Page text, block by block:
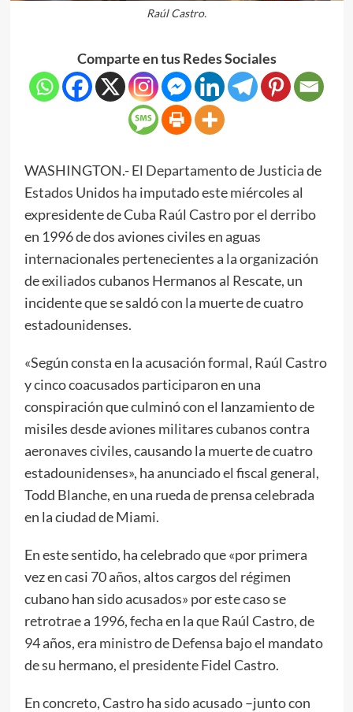
Raúl Castro.
Comparte en tus Redes Sociales
WASHINGTON.- El Departamento de Justicia de
Estados Unidos ha imputado este miércoles al
expresidente de Cuba Raúl Castro por el derribo
en 1996 de dos aviones civiles en aguas
internacionales pertenecientes a la organización
de exiliados cubanos Hermanos al Rescate, un
incidente que se saldó con la muerte de cuatro
estadounidenses.
«Según consta en la acusación formal, Raúl Castro
y cinco coacusados participaron en una
conspiración que culminó con el lanzamiento de
misiles desde aviones militares cubanos contra
aeronaves civiles, causando la muerte de cuatro
estadounidenses», ha anunciado el fiscal general,
Todd Blanche, en una rueda de prensa celebrada
en la ciudad de Miami.
En este sentido, ha celebrado que «por primera
vez en casi 70 años, altos cargos del régimen
cubano han sido acusados» por este caso se
retrotrae a 1996, fecha en la que Raúl Castro, de
94 años, era ministro de Defensa bajo el mandato
de su hermano, el presidente Fidel Castro.
En concreto, Castro ha sido acusado –junto con